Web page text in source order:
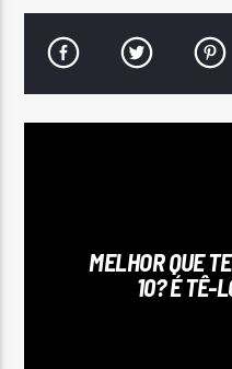
MELHOR QUE
10? É TÊ-